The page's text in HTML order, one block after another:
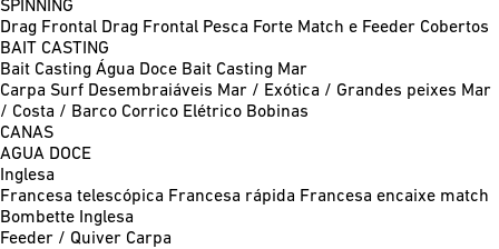
SPINNING
Drag Frontal Drag Frontal Pesca Forte Match e Feeder Cobertos
BAIT CASTING
Bait Casting Água Doce Bait Casting Mar
Carpa Surf Desembraiáveis Mar / Exótica / Grandes peixes Mar
/ Costa / Barco Corrico Elétrico Bobinas
CANAS
AGUA DOCE
Inglesa
Francesa telescópica Francesa rápida Francesa encaixe match
Bombette Inglesa
Feeder / Quiver Carpa